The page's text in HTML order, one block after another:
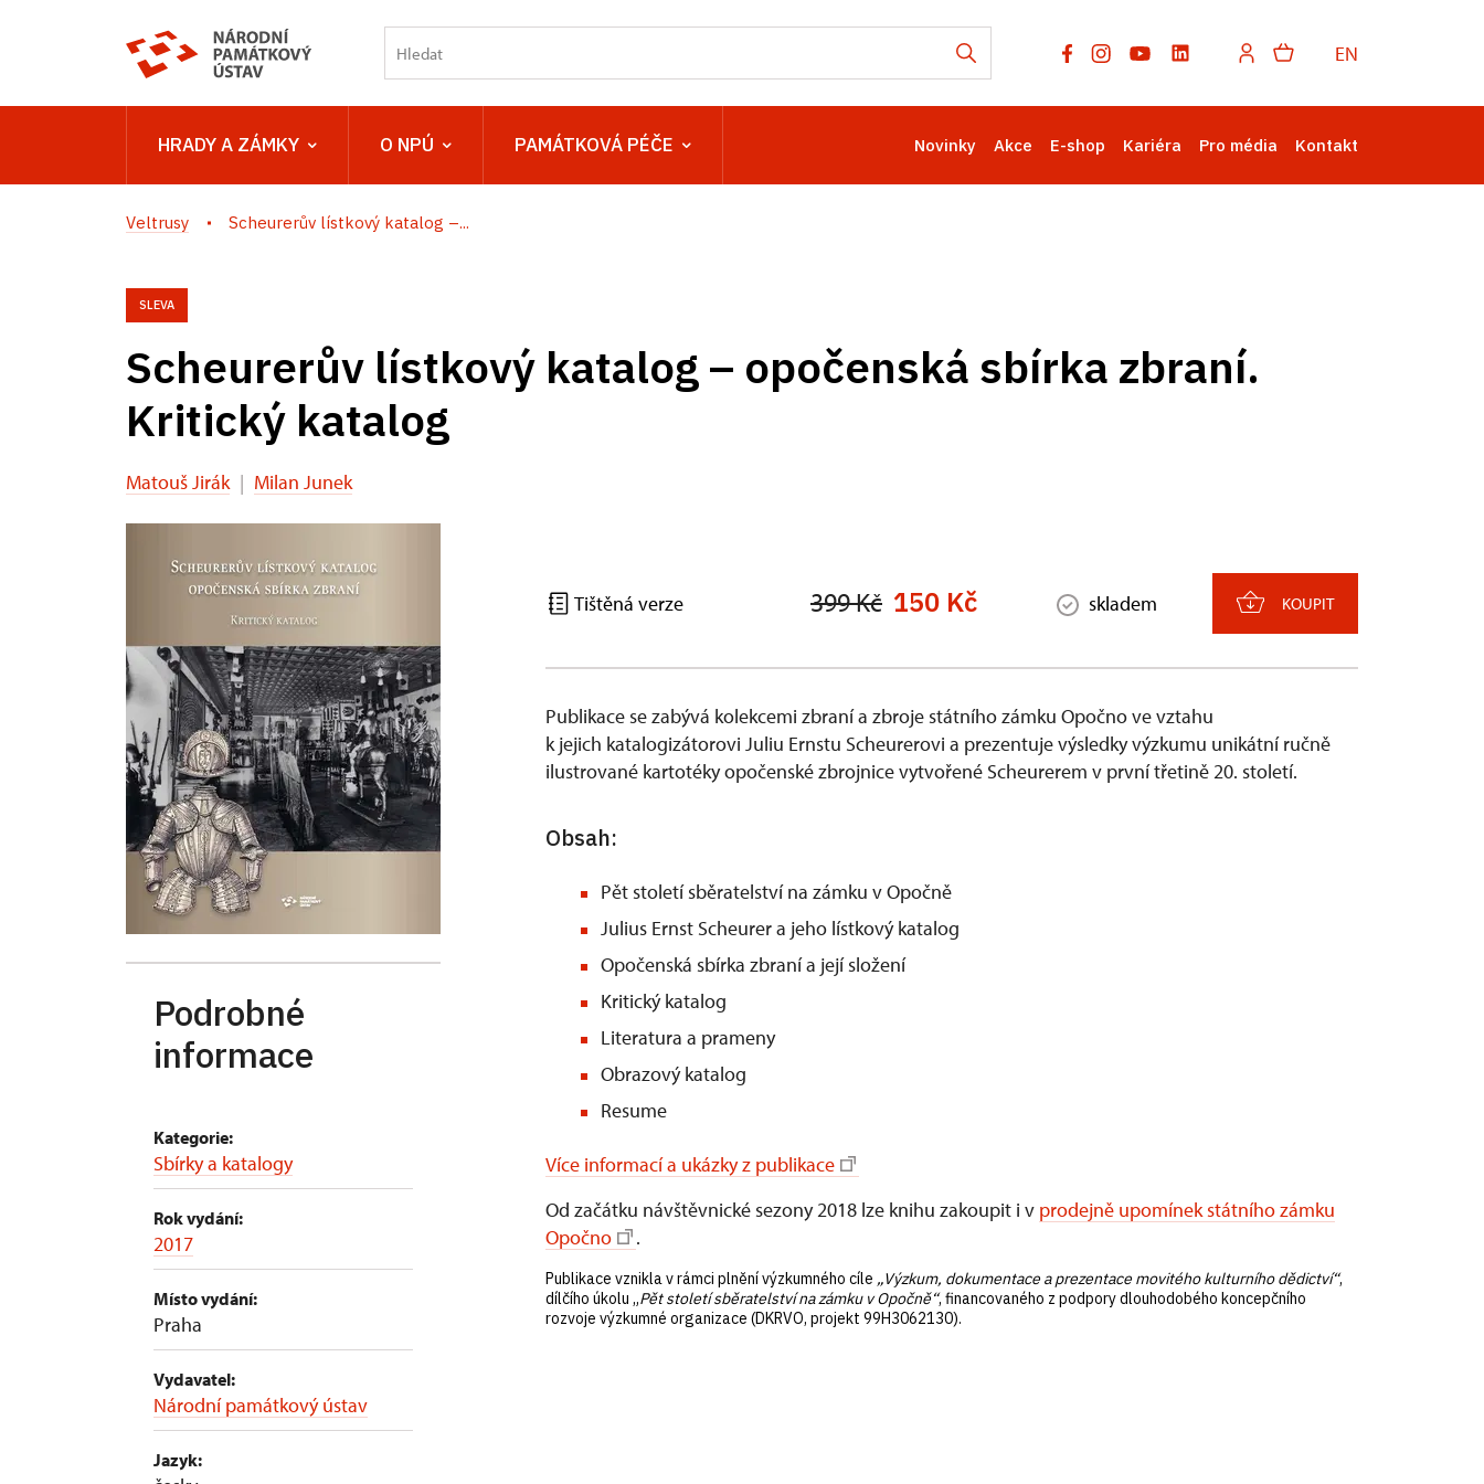
EN
HRADY A ZÁMKY O NPÚ PAMÁTKOVÁ PÉČE Novinky Akce E-shop Kariéra Pro média Kontakt
Veltrusy Scheurerův lístkový katalog –...
SLEVA
Scheurerův lístkový katalog – opočenská sbírka zbraní.
Kritický katalog
Matouš Jirák | Milan Junek
Podrobné
informace
Kategorie:
Sbírky a katalogy
Rok vydání:
2017
Místo vydání:
Praha
Vydavatel:
Národní památkový ústav
Jazyk:
Tištěná verze 399 Kč 150 Kč skladem KOUPIT
Publikace se zabývá kolekcemi zbraní a zbroje státního zámku Opočno ve vztahu
k jejich katalogizátorovi Juliu Ernstu Scheurerovi a prezentuje výsledky výzkumu unikátní ručně
ilustrované kartotéky opočenské zbrojnice vytvořené Scheurerem v první třetině 20. století.
Obsah:
Pět století sběratelství na zámku v Opočně
Julius Ernst Scheurer a jeho lístkový katalog
Opočenská sbírka zbraní a její složení
Kritický katalog
Literatura a prameny
Obrazový katalog
Resume
Více informací a ukázky z publikace
Od začátku návštěvnické sezony 2018 lze knihu zakoupit i v prodejně upomínek státního zámku
Opočno
.
Publikace vznikla v rámci plnění výzkumného cíle „Výzkum, dokumentace a prezentace movitého kulturního dědictví“,
dílčího úkolu „Pět století sběratelství na zámku v Opočně“, financovaného z podpory dlouhodobého koncepčního
rozvoje výzkumné organizace (DKRVO, projekt 99H3062130).